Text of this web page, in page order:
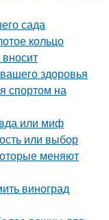
сада
кольцо
здоровья
спортом на
или миф
или выбор
меняют
виноград